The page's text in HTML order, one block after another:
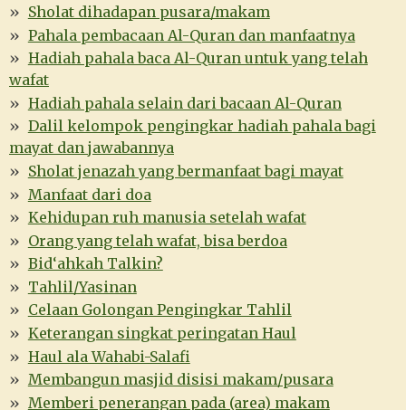
Sholat dihadapan pusara/makam
Pahala pembacaan Al-Quran dan manfaatnya
Hadiah pahala baca Al-Quran untuk yang telah
wafat
Hadiah pahala selain dari bacaan Al-Quran
Dalil kelompok pengingkar hadiah pahala bagi
mayat dan jawabannya
Sholat jenazah yang bermanfaat bagi mayat
Manfaat dari doa
Kehidupan ruh manusia setelah wafat
Orang yang telah wafat, bisa berdoa
Bid‘ahkah Talkin?
Tahlil/Yasinan
Celaan Golongan Pengingkar Tahlil
Keterangan singkat peringatan Haul
Haul ala Wahabi-Salafi
Membangun masjid disisi makam/pusara
Memberi penerangan pada (area) makam